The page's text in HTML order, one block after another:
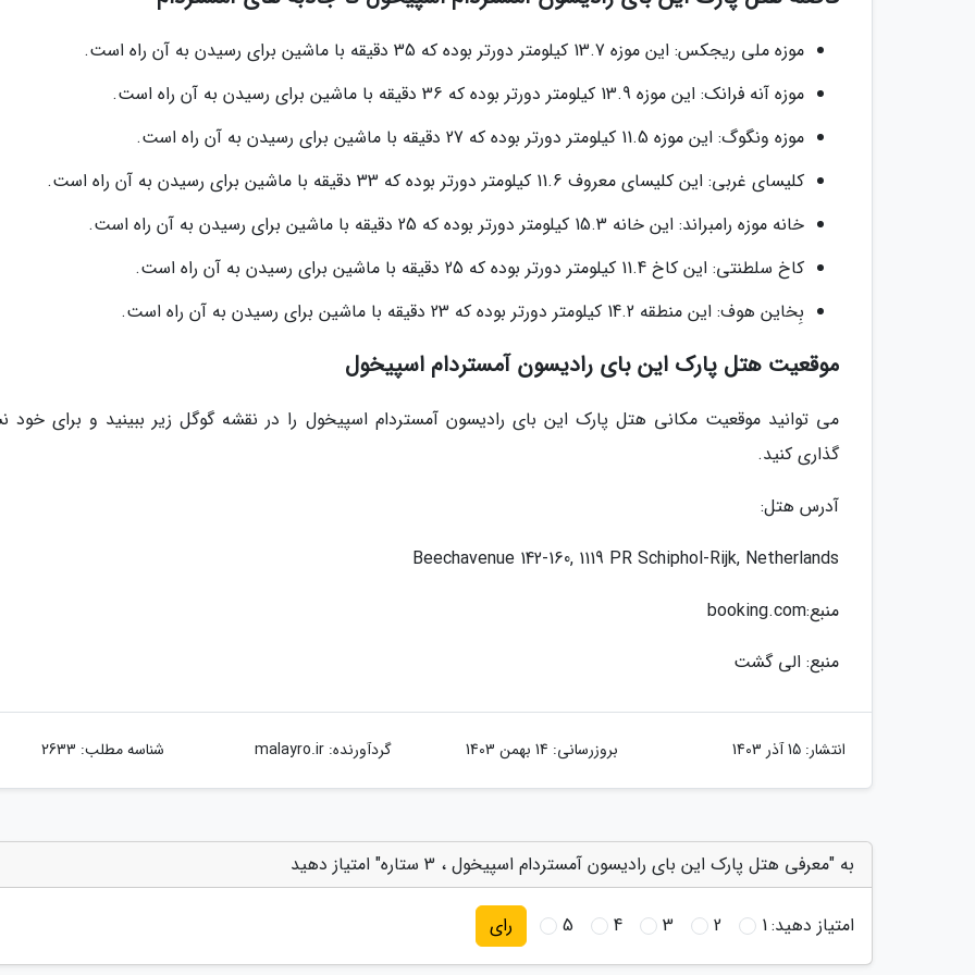
موزه ملی ریجکس: این موزه 13.7 کیلومتر دورتر بوده که 35 دقیقه با ماشین برای رسیدن به آن راه است.
موزه آنه فرانک: این موزه 13.9 کیلومتر دورتر بوده که 36 دقیقه با ماشین برای رسیدن به آن راه است.
موزه ونگوگ: این موزه 11.5 کیلومتر دورتر بوده که 27 دقیقه با ماشین برای رسیدن به آن راه است.
کلیسای غربی: این کلیسای معروف 11.6 کیلومتر دورتر بوده که 33 دقیقه با ماشین برای رسیدن به آن راه است.
خانه موزه رامبراند: این خانه 15.3 کیلومتر دورتر بوده که 25 دقیقه با ماشین برای رسیدن به آن راه است.
کاخ سلطنتی: این کاخ 11.4 کیلومتر دورتر بوده که 25 دقیقه با ماشین برای رسیدن به آن راه است.
بِخاین هوف: این منطقه 14.2 کیلومتر دورتر بوده که 23 دقیقه با ماشین برای رسیدن به آن راه است.
موقعیت هتل پارک این بای رادیسون آمستردام اسپیخول
می توانید موقعیت مکانی هتل پارک این بای رادیسون آمستردام اسپیخول را در نقشه گوگل زیر ببینید و برای خود
گذاری کنید.
آدرس هتل:
Beechavenue 142-160, 1119 PR Schiphol-Rijk, Netherlands
منبع:booking.com
منبع: الی گشت
انتشار: 15 آذر 1403 بروزرسانی: 14 بهمن 1403 گردآورنده:malayro.ir شناسه مطلب: 2633
به "معرفی هتل پارک این بای رادیسون آمستردام اسپیخول ، 3 ستاره" امتیاز دهید
امتیاز دهید:1
2
3
4
5 رای